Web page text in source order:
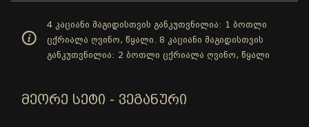
4 კაციანი მაგიდისთვის განკუთვნილია: 1 ბოთლი
ცქრიალა ღვინო, წყალი. 8 კაციანი მაგიდისთვის
განკუთვნილია: 2 ბოთლი ცქრიალა ღვინო, წყალი
ᲛᲔᲝᲠᲔ ᲡᲔᲢᲘ - ᲕᲔᲒᲐᲜᲣᲠᲘ